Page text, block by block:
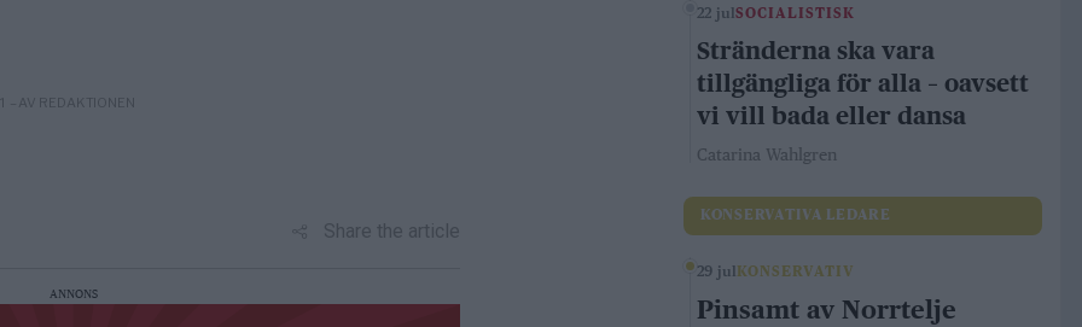
– AV REDAKTIONEN
Share the article
ANNONS
22 julSOCIALISTISK
Stränderna ska vara
tillgängliga för alla – oavsett
vi vill bada eller dansa
Catarina Wahlgren
KONSERVATIVA LEDARE
29 jul KONSERVATIV
Pinsamt av Norrtelje